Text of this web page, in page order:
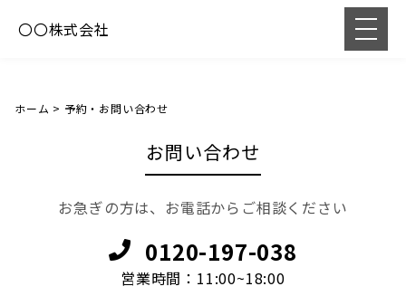
〇〇株式会社
ホーム > 予約・お問い合わせ
お問い合わせ
お急ぎの方は、お電話からご相談ください
0120-197-038
営業時間：11:00~18:00